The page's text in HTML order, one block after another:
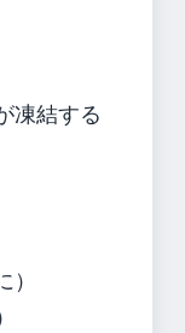
凍結する